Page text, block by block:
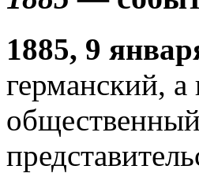
1885, 9
германский, а
общественный